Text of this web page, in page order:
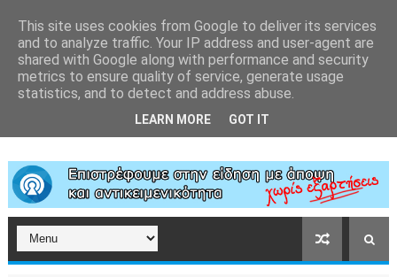
This site uses cookies from Google to deliver its services
and to analyze traffic. Your IP address and user-agent are
shared with Google along with performance and security
metrics to ensure quality of service, generate usage
statistics, and to detect and address abuse.
LEARN MORE GOT IT